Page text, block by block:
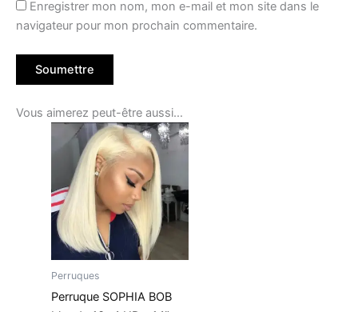
Enregistrer mon nom, mon e-mail et mon site dans le
navigateur pour mon prochain commentaire.
Vous aimerez peut-être aussi…
Perruques
Perruque SOPHIA BOB